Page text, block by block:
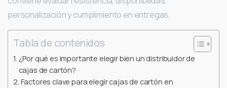
personalización y cumplimiento en entregas.
Tabla de contenidos
¿Por qué es importante elegir bien un distribuidor de
cajas de cartón?
Factores clave para elegir cajas de cartón en